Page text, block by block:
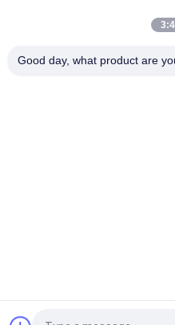
UEWH ลวดทองแดงอาบน้ำยารู
Good day, what product are